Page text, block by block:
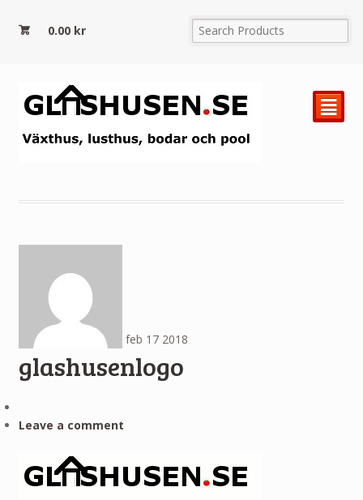
0.00 kr
²
feb 17 2018
glashusenlogo
Leave a comment